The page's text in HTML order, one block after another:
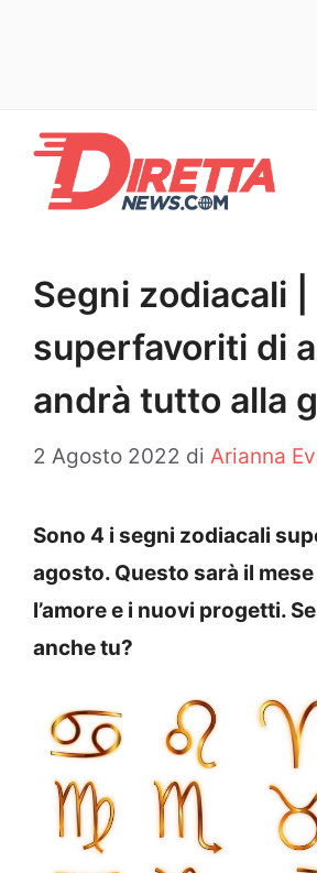
contenuto
Segni zodiacali |
superfavoriti di
andrà tutto alla
2 Agosto 2022 di Arianna
Sono 4 i segni zodiacali
agosto. Questo sarà il
l’amore e i nuovi progetti.
anche tu?